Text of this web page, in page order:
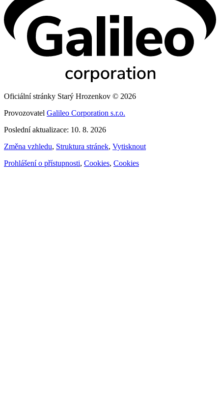
Oficiální stránky Starý Hrozenkov © 2026
Provozovatel Galileo Corporation s.r.o.
Poslední aktualizace: 10. 8. 2026
Změna vzhledu, Struktura stránek, Vytisknout
Prohlášení o přístupnosti, Cookies, Cookies